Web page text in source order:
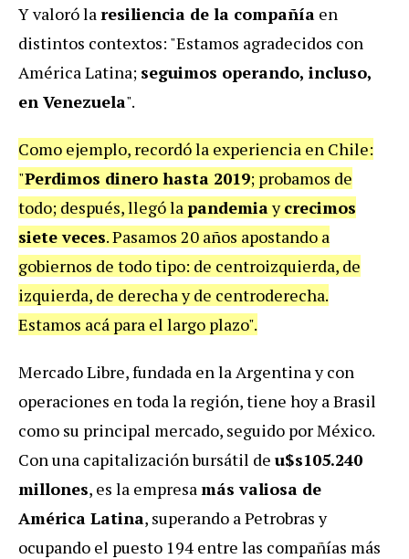
Y valoró laresiliencia de la compañía en
distintos contextos: "Estamos agradecidos con
América Latina; seguimos operando, incluso,
en Venezuela".
Como ejemplo, recordó la experiencia en Chile:
"Perdimos dinero hasta 2019; probamos de
todo; después, llegó lapandemiaycrecimos
siete veces. Pasamos 20 años apostando a
gobiernos de todo tipo: de centroizquierda, de
izquierda, de derecha y de centroderecha.
Estamos acá para el largo plazo".
Mercado Libre, fundada en la Argentina y con
operaciones en toda la región, tiene hoy a Brasil
como su principal mercado, seguido por México.
Con una capitalización bursátil de u$s105.240
millones, es la empresamás valiosa de
América Latina, superando a Petrobras y
ocupando el puesto 194 entre las compañías más